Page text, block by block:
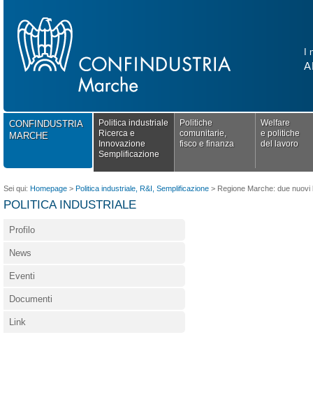
CONFINDUSTRIA
MARCHE
Politica industriale
Ricerca e
Innovazione
Semplificazione
Politiche
comunitarie,
fisco e finanza
Welfare
e politiche
del lavoro
Sei qui: Homepage > Politica industriale, R&I, Semplificazione > Regione Marche: due
POLITICA INDUSTRIALE
Profilo
News
Eventi
Documenti
Link